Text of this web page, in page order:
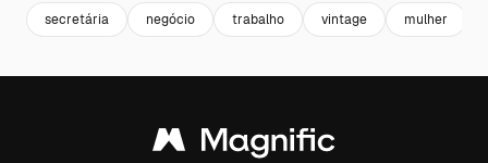
secretária negócio trabalho vintage mulher